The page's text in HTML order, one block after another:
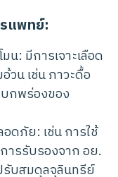
แพทย์:
น: มีการเจาะเลือด
วน เช่น ภาวะดื้อ
กพร่องของ
ดภัย: เช่น การใช้
ารรับรองจาก อย.
รับสมดุลจุลินทรีย์